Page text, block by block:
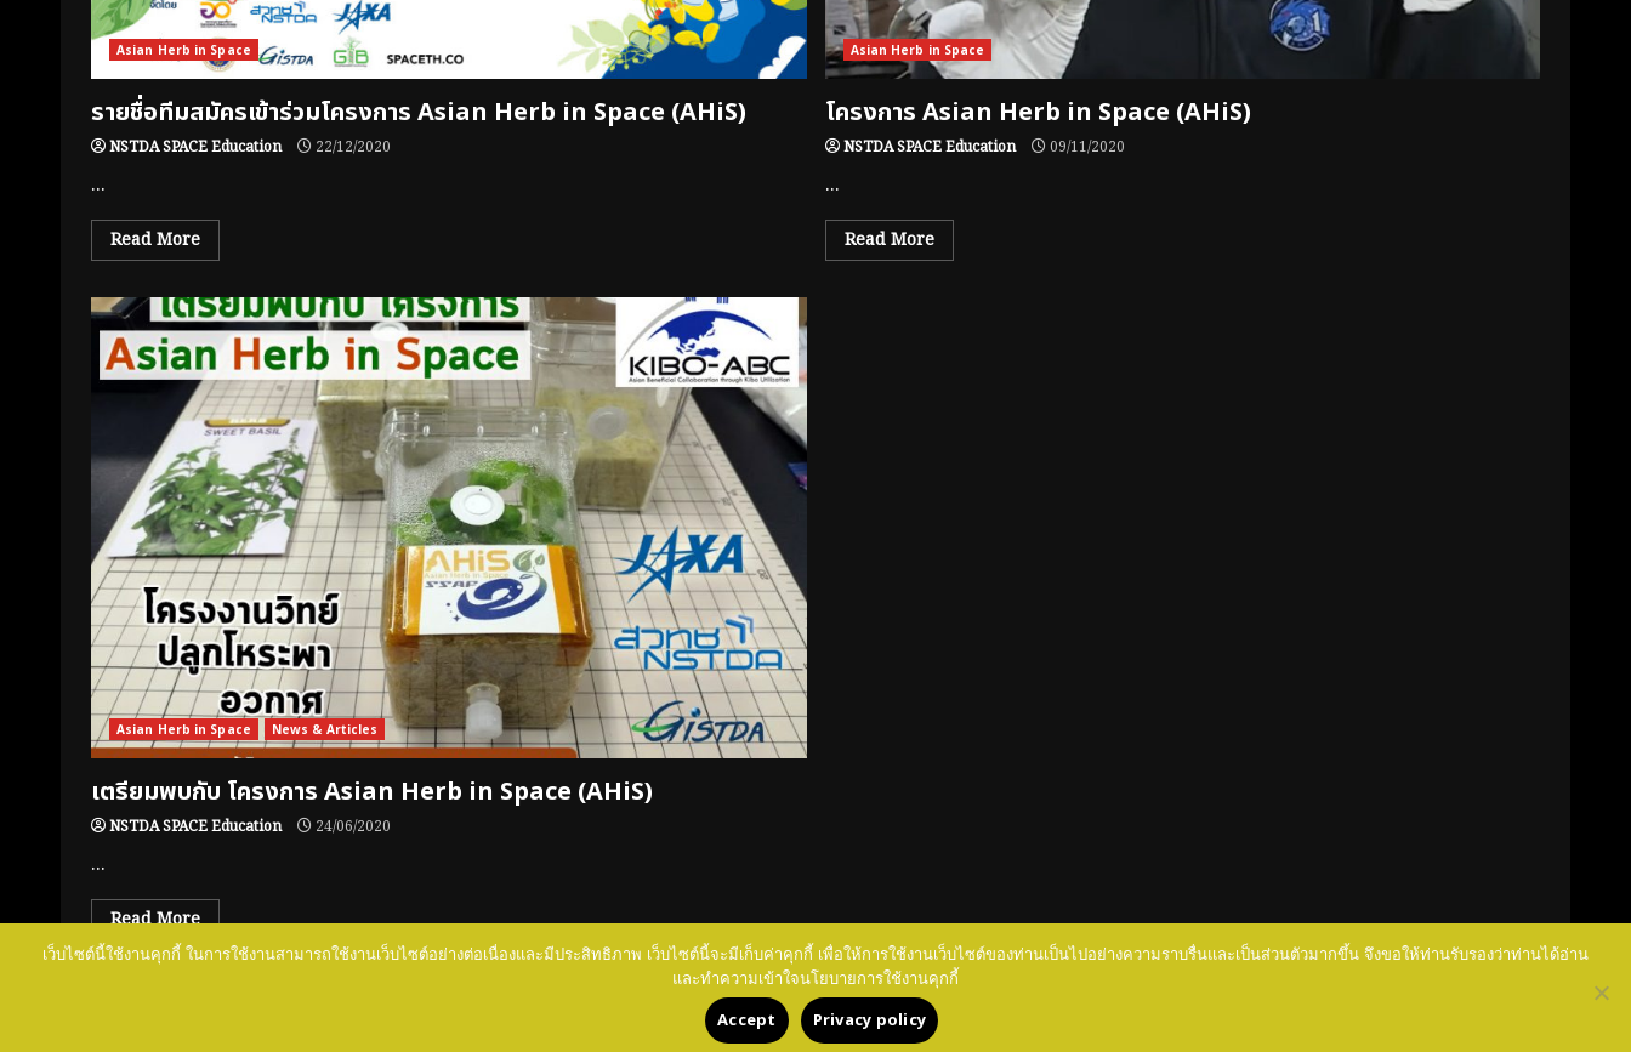
Asian Herb in Space
รายชื่อทีมสมัครเข้าร่วมโครงการ Asian Herb in Space (AHiS)
NSTDA SPACE Education 22/12/2020
...
Read More
Asian Herb in Space
โครงการ Asian Herb in Space (AHiS)
NSTDA SPACE Education 09/11/2020
...
Read More
Asian Herb in Space News & Articles
เตรียมพบกับ โครงการ Asian Herb in Space (AHiS)
NSTDA SPACE Education 24/06/2020
...
Read More
NSTDA SPACE Education Copyright © All rights reserved.
เว็บไซต์นี้ใช้งานคุกกี้ ในการใช้งานสามารถใช้งานเว็บไซต์อย่างต่อเนื่องและมีประสิทธิภาพ เว็บไซต์นี้จะมีเก็บค่าคุกกี้ เพื่อให้การใช้งานเว็บไซต์ของท่านเป็นไปอย่างความราบรื่นและเป็นส่วนตัวมากขึ้น จึงขอให้ท่านรับรองว่าท่านได้อ่าน
และทำความเข้าใจนโยบายการใช้งานคุกกี้
Accept Privacy policy